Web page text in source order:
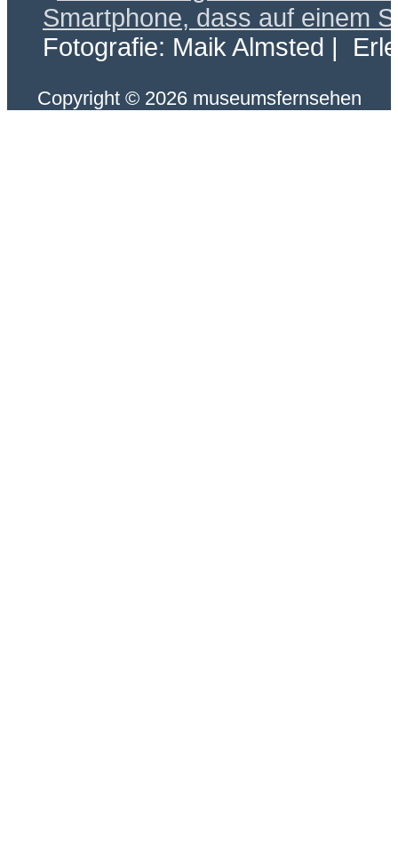
Fotografie: Maik Almsted |
Copyright © 2026 museumsfernsehen